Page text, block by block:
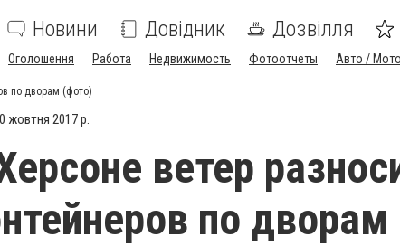
Новини Довідник Дозвілля
Оголошення Работа Недвижимость Фотоотчеты Авто / Мото
по дворам (фото)
жовтня 2017 р.
ветер
по